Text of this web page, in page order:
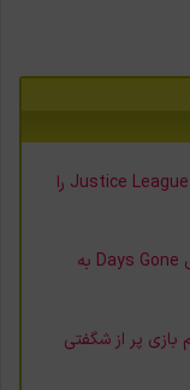
زک اسنایدر به طور ضمنی تاریخ پخش Justice League را
حداقل سیستم مورد نیاز برای اجرای بازی Days Gone به
پر از شگفتی